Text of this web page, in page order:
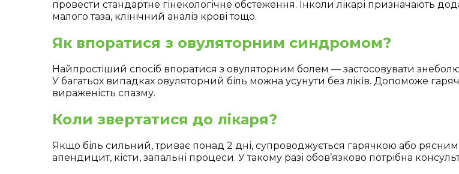
провести стандартне гінекологічне обстеження. Інколи лікарі призначають
малого таза, клінічний аналіз крові тощо.
Як впоратися з овуляторним синдромом?
Найпростіший спосіб впоратися з овуляторним болем — застосовувати
У багатьох випадках овуляторний біль можна усунути без ліків. Допоможе
вираженість спазму.
Коли звертатися до лікаря?
Якщо біль сильний, триває понад 2 дні, супроводжується гарячкою або
апендицит, кісти, запальні процеси. У такому разі обов’язково потрібна